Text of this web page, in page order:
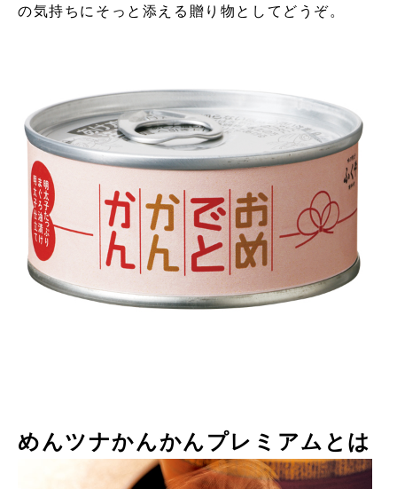
の気持ちにそっと添える贈り物としてどうぞ。
めんツナかんかんプレミアムとは